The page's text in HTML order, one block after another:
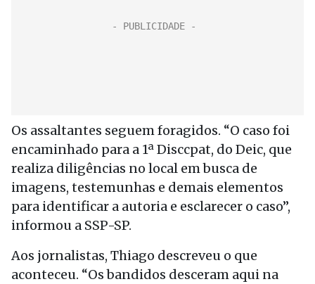
Os assaltantes seguem foragidos. “O caso foi
encaminhado para a 1ª Disccpat, do Deic, que
realiza diligências no local em busca de
imagens, testemunhas e demais elementos
para identificar a autoria e esclarecer o caso”,
informou a SSP-SP.
Aos jornalistas, Thiago descreveu o que
aconteceu. “Os bandidos desceram aqui na